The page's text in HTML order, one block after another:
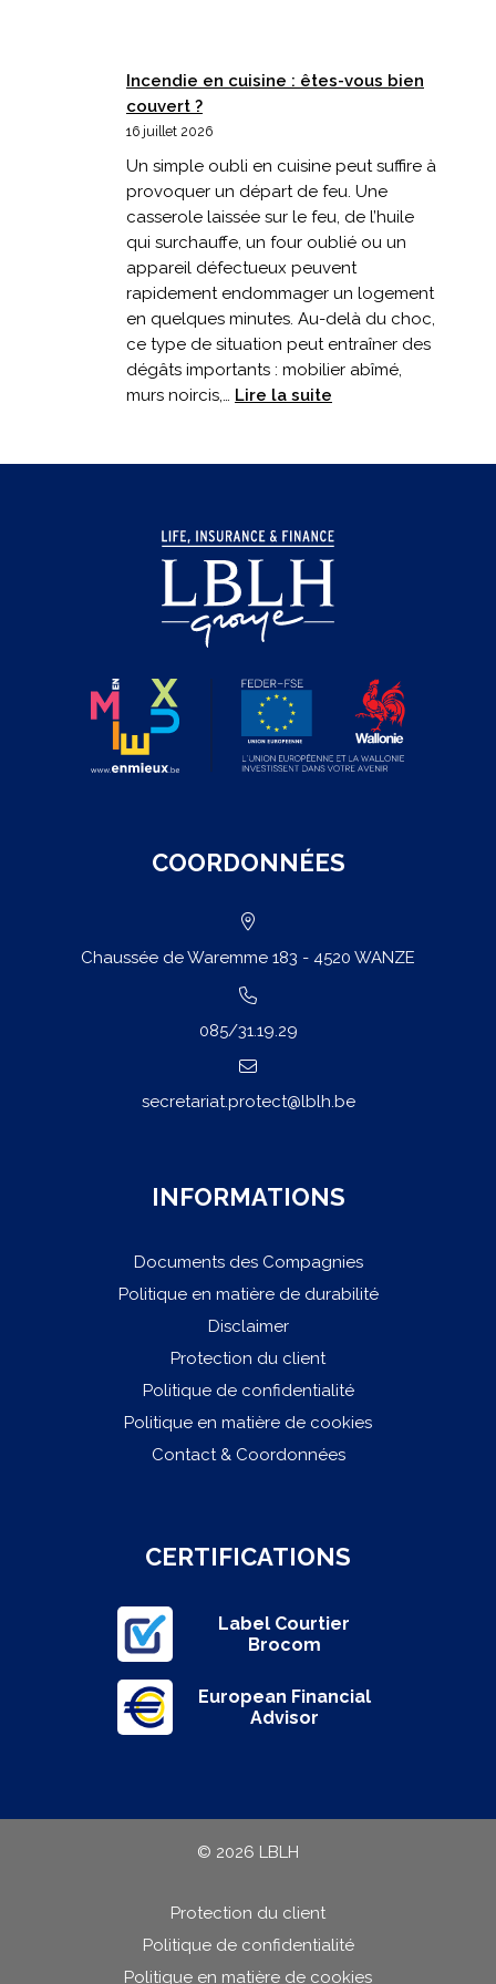
Incendie en cuisine : êtes-vous bien
couvert ?
16 juillet 2026
Un simple oubli en cuisine peut suffire à
provoquer un départ de feu. Une
casserole laissée sur le feu, de l’huile
qui surchauffe, un four oublié ou un
appareil défectueux peuvent
rapidement endommager un logement
en quelques minutes. Au-delà du choc,
ce type de situation peut entraîner des
dégâts importants : mobilier abîmé,
murs noircis,… Lire la suite
cuisine
vous
bien
?
COORDONNÉES
Chaussée de Waremme 183 - 4520 WANZE
085/31.19.29
secretariat.protect@lblh.be
INFORMATIONS
Documents des Compagnies
Politique en matière de durabilité
Disclaimer
Protection du client
Politique de confidentialité
Politique en matière de cookies
Contact & Coordonnées
CERTIFICATIONS
Label Courtier
Brocom
European Financial
Advisor
© 2026 LBLH
Protection du client
Politique de confidentialité
Politique en matière de cookies